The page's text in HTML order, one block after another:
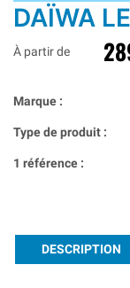
DAÏWA
À partir de
Marque :
Type de produit :
1 référence :
DESCRIPTION